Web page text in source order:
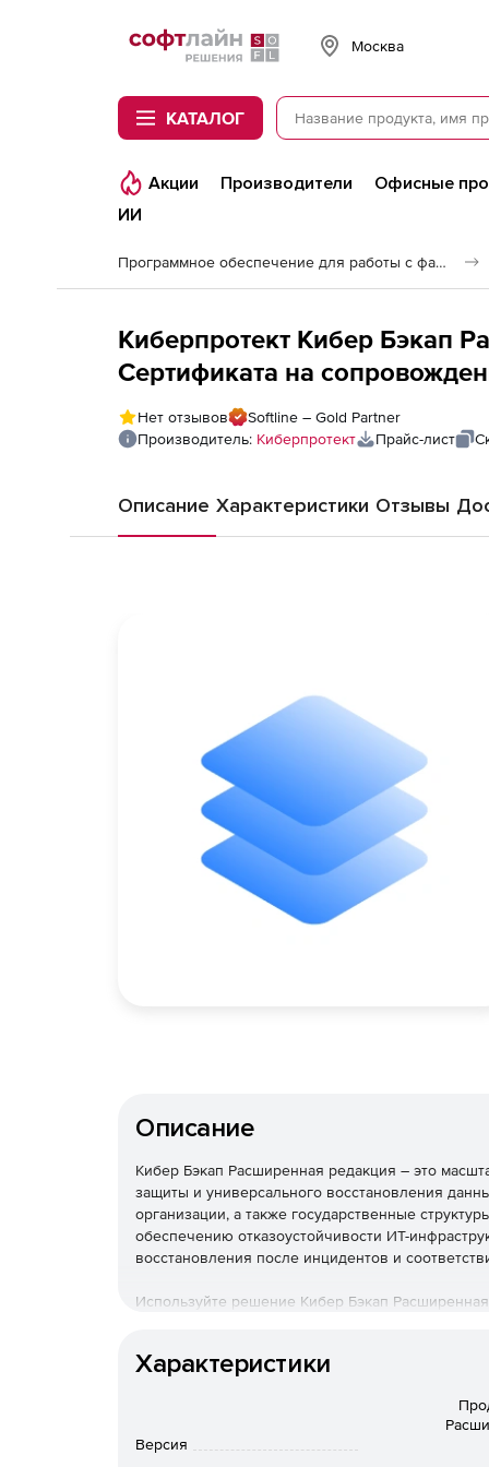
Softline
Москва
КАТАЛОГ
Акции Производители Офисные
ИИ
Программное обеспечение для работы с файлами и дисками
Киберпротект Кибер Бэкап
Сертификата на
редакция для физического
образовательных
Нет отзывов
Softline – Gold Partner
Производитель: Киберпротект Прайс-лист
Описание Характеристики Отзывы
Описание
Кибер Бэкап Расширенная редакция – это
защиты и универсального восстановления
организации, а также государственные
обеспечению отказоустойчивости ИТ-
восстановления после инцидентов и
Используйте решение Кибер Бэкап
Программное обеспечение
поставляется!
Характеристики
Версия